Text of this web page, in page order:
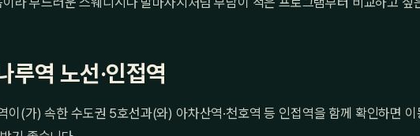
루역 노선·인접역
이(가) 속한 수도권 5호선과(와) 아차산역·천호역 등 인접역을 함께 확인하면 이